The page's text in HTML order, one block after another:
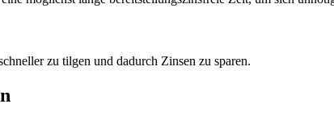
zu tilgen und dadurch Zinsen zu sparen.